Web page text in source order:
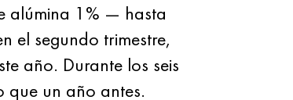
alúmina 1% — hasta
el segundo trimestre,
año. Durante los seis
que un año antes.